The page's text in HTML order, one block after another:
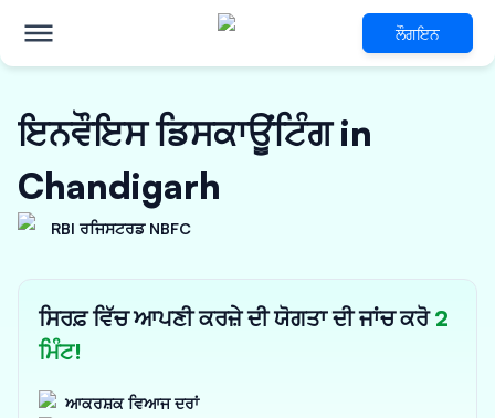
ਲੌਗਇਨ
ਇਨਵੌਇਸ ਡਿਸਕਾਊਂਟਿੰਗ in
Chandigarh
RBI ਰਜਿਸਟਰਡ NBFC
ਸਿਰਫ਼ ਵਿੱਚ ਆਪਣੀ ਕਰਜ਼ੇ ਦੀ ਯੋਗਤਾ ਦੀ ਜਾਂਚ ਕਰੋ2
ਮਿੰਟ!
ਆਕਰਸ਼ਕ ਵਿਆਜ ਦਰਾਂ